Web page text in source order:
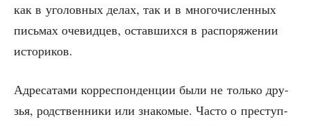
как в уго­лов­ных делах, так и в мно­го­чис­лен­ных
пись­мах оче­вид­цев, остав­ших­ся в рас­по­ря­же­нии
историков.
Адре­са­та­ми кор­ре­спон­ден­ции были не толь­ко дру­
зья, род­ствен­ни­ки или зна­ко­мые. Часто о пре­ступ­